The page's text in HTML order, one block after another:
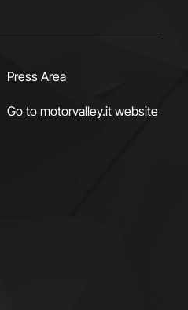
Press Area
Go to motorvalley.it website